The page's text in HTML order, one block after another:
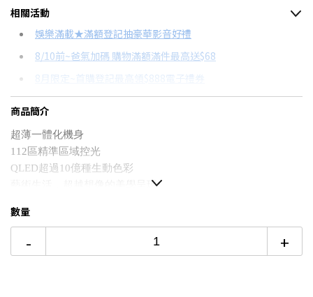
信用卡分期
分期數
6期 0利率
12期
24期
每期金額 配合銀行/業者
相關活動
娛樂滿載★滿額登記抽豪華影音好禮
8/10前~爸氣加碼 購物滿額滿件最高送$68
8月限定~首購登記最高領$888電子禮券
台灣大哥大Open Possible聯名卡滿額最高回饋25%
TCL C755震撼開箱！→點我看達人教你買
65吋4K OLED電視推薦→點我看達人教你買
商品簡介
超薄一體化機身
112區精準區域控光
QLED超過10億種生動色彩
藝術生活，超越想像的美學呈現
※含桌上型基本安裝(拆箱/定位/裝機)
※本商品售出一經拆箱定位，視同使用，若非產品本身新品故
數量
- +